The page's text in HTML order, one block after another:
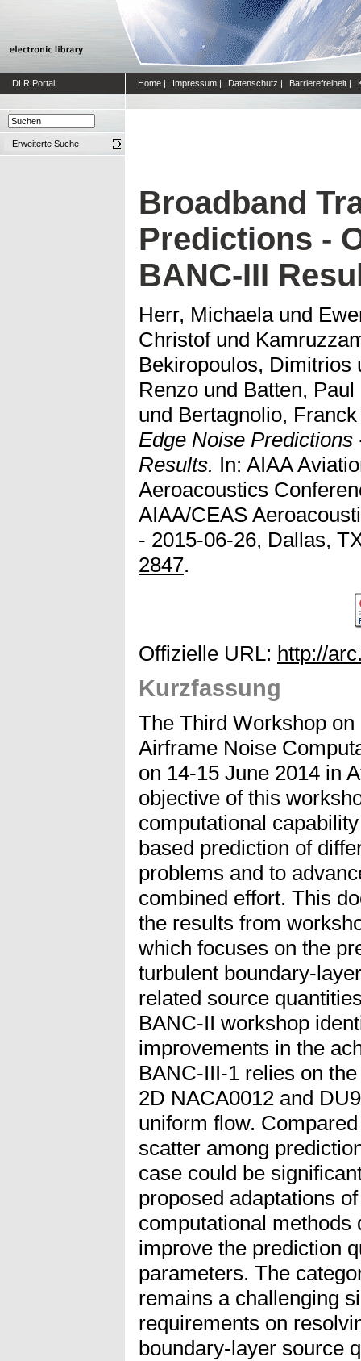
DLR Portal Home | Impressum | Datenschutz | Barrierefreiheit |
Erweiterte Suche
Broadband
Predictions -
BANC-III
Herr, Michaelaund
Christofund
Bekiropoulos, Dimitrios
Renzo und Batten, Paul
und Bertagnolio, Franck
Edge Noise
Results. In: AIAA
Aeroacoustics
AIAA/CEAS
- 2015-06-26, Dallas,
2847.
Offizielle URL: http://
Kurzfassung
The Third Workshop
Airframe Noise
on 14-15 June 2014 in
objective of this
computational
based prediction of
problems and to
combined effort. This
the results from
which focuses on the
turbulent boundary-
related source
BANC-II workshop
improvements in the
BANC-III-1 relies on
2D NACA0012 and
uniform flow.
scatter among
case could be
proposed adaptations
computational
improve the prediction
parameters. The
remains a challenging
requirements on
boundary-layer source